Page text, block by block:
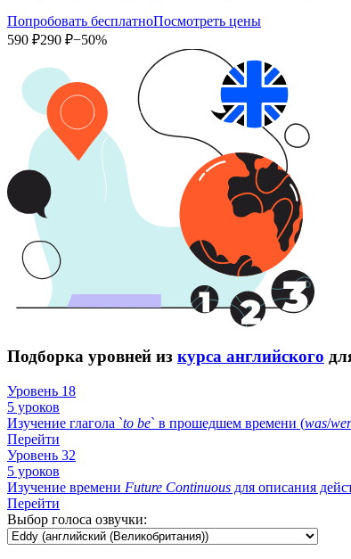
Попробовать бесплатноПосмотреть цены
590 ₽290 ₽−50%
Подборка уровней из курса английского
Уровень 18
5 уроков
Изучение глагола `to be` в прошедшем времени (was/
Перейти
Уровень 32
5 уроков
Изучение времени Future Continuous для описания
Перейти
Выбор голоса озвучки: